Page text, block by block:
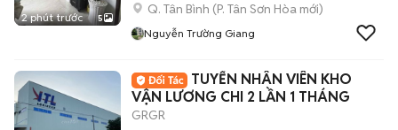
2 phút trước 5
Q. Tân Bình (P. Tân Sơn Hòa mới)
Nguyễn Trường Giang
TUYỂN NHÂN VIÊN KHO
VẬN LƯƠNG CHI 2 LẦN 1 THÁNG
GRGR